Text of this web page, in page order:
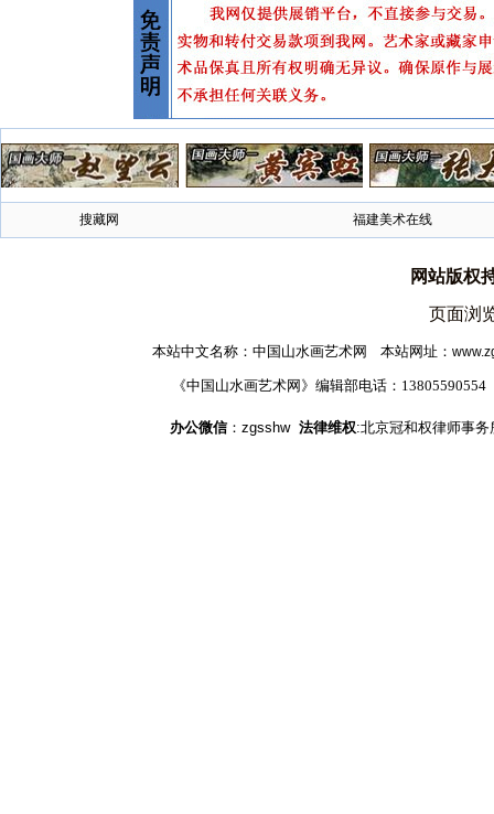
搜藏网 福建美术在线
网站版权
页面浏
本站中文名称：中国山水画艺术网 本站网址 ：
《中国山水画艺术网》编辑部电话：
办公微信：zgsshw 法律维权:北京冠和权律师事